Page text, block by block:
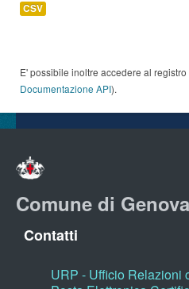
CSV
E' possibile inoltre accedere al
Documentazione API).
Comune di Genova
Contatti
URP - Ufficio Relazioni